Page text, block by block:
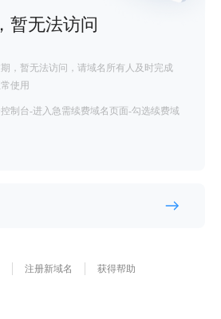
暂无法访问
，暂无法访问，请域名所有人及时完成
使用
制台-进入急需续费域名页面-勾选续费域
注册新域名 获得帮助